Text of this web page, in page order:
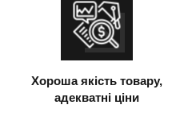
Хороша якість товару,
адекватні ціни